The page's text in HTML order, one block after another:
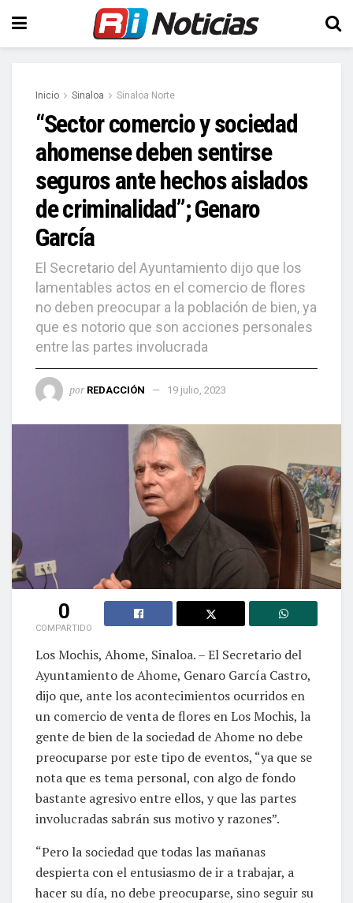
Inicio Sinaloa Sinaloa Norte
“Sector comercio y sociedad
ahomense deben sentirse
seguros ante hechos aislados
de criminalidad”; Genaro
García
El Secretario del Ayuntamiento dijo que los
lamentables actos en el comercio de flores
no deben preocupar a la población de bien, ya
que es notorio que son acciones personales
entre las partes involucrada
por REDACCIÓN 19 julio, 2023
0
COMPARTIDO
Los Mochis, Ahome, Sinaloa. – El Secretario del
Ayuntamiento de Ahome, Genaro García Castro,
dijo que, ante los acontecimientos ocurridos en
un comercio de venta de flores en Los Mochis, la
gente de bien de la sociedad de Ahome no debe
preocuparse por este tipo de eventos, “ya que se
nota que es tema personal, con algo de fondo
bastante agresivo entre ellos, y que las partes
involucradas sabrán sus motivo y razones”.
“Pero la sociedad que todas las mañanas
despierta con el entusiasmo de ir a trabajar, a
hacer su día, no debe preocuparse, sino seguir su